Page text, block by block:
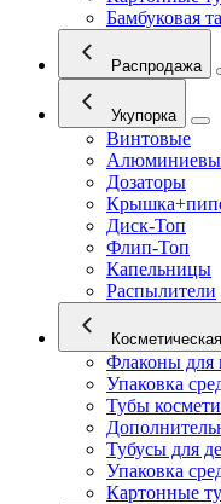
Бамбуковая
Распродажа
Укупорка
Винтовые
Дозаторы
Диск-Топ
Флип-Топ
Капельницы
Распылители
Флаконы для
Упаковка
Тубы
Тубусы для
Упаковка
Картонные